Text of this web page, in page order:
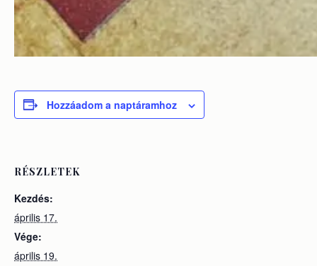
Hozzáadom a naptáramhoz
RÉSZLETEK
Kezdés:
április 17.
Vége:
április 19.